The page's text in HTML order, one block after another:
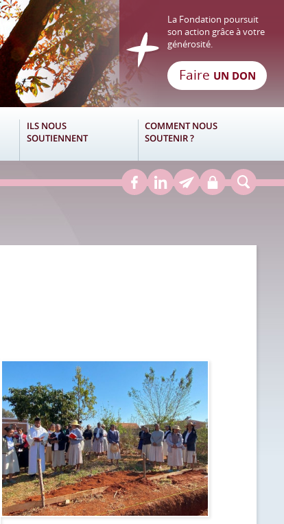
La Fondation poursuit
son action grâce à votre
générosité.
Faire UN DON
ILS NOUS
SOUTIENNENT
COMMENT NOUS
SOUTENIR ?